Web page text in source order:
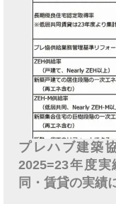
プレハブ建築
2025=23年度
同・賃貸の実績